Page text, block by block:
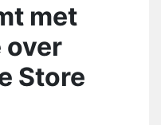
met
over
Store